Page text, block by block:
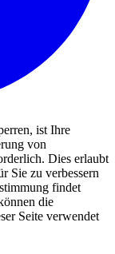
ist Ihre
von
Dies erlaubt
Sie zu verbessern
findet
die
Seite verwendet